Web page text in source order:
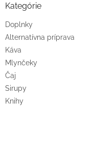
Kategórie
Doplnky
Alternatívna príprava
Káva
Mlynčeky
Čaj
Sirupy
Knihy